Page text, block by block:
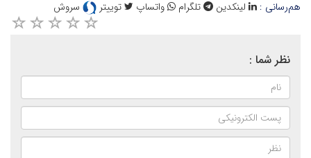
هم‌رسانی : لینکدین تلگرام واتساپ توییتر سروش
نظر شما :